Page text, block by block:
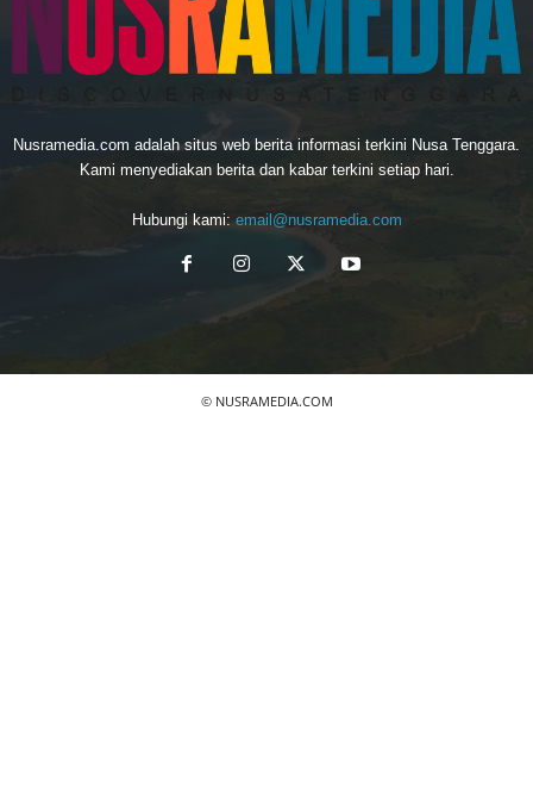
Nusramedia.com adalah situs web berita informasi terkini Nusa Tenggara.
Kami menyediakan berita dan kabar terkini setiap hari.
Hubungi kami: email@nusramedia.com
© NUSRAMEDIA.COM